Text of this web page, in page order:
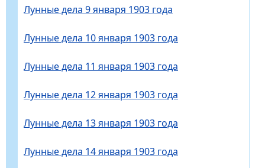
Лунные дела 9 января 1903 года
Лунные дела 10 января 1903 года
Лунные дела 11 января 1903 года
Лунные дела 12 января 1903 года
Лунные дела 13 января 1903 года
Лунные дела 14 января 1903 года